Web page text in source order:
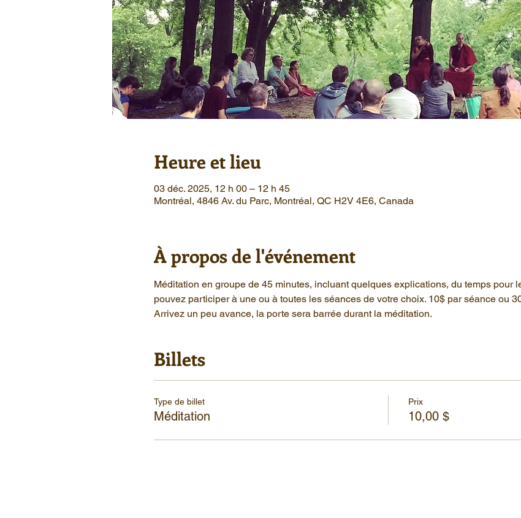
Heure et lieu
03 déc. 2025, 12 h 00 – 12 h 45
Montréal, 4846 Av. du Parc, Montréal, QC H2V 4E6, Canada
À propos de l'événement
Méditation en groupe de 45 minutes, incluant quelques explications, du temps pour
pouvez participer à une ou à toutes les séances de votre choix. 10$ par séance ou
Arrivez un peu avance, la porte sera barrée durant la méditation.
Billets
Type de billet
Méditation
Prix
10,00 $